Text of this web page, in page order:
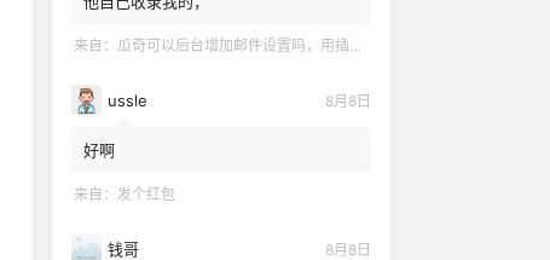
来自： 瓜奇可以后台增加邮件设置吗，用插件不怎么想要
ussle 8月8日
好啊
来自： 发个红包
钱哥 8月8日